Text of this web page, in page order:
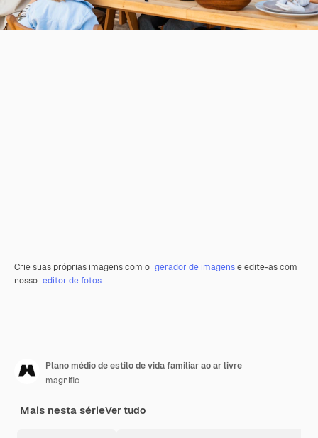
Crie suas próprias imagens com o gerador de imagense edite-as com
nosso editor de fotos.
Plano médio de estilo de vida familiar ao ar livre
magnific
Mais nesta sérieVer tudo